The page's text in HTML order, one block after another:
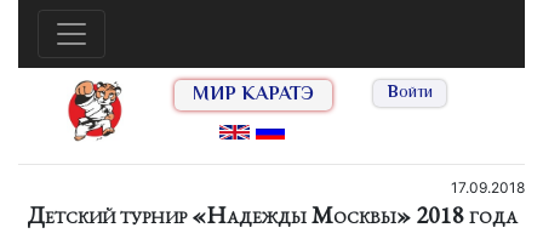
МИР КАРАТЭ Войти
17.09.2018
Детский турнир «Надежды Москвы» 2018 года